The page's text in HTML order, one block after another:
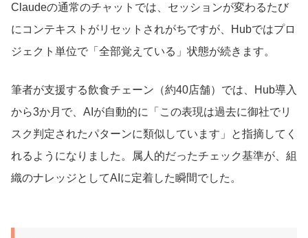
Claudeの通常のチャットでは、セッションが変わるたび
にコンテキストがリセットされがちですが、Hubではプロ
ジェクト単位で「全部覚えている」状態が続きます。
筆者が支援する飲食チェーン（約40店舗）では、Hub導入
から3か月で、AIが自動的に「この表現は過去に御社でリ
スク判定されたパターンに類似しています」と指摘してく
れるようになりました。属人的だったチェック基準が、組
織のナレッジとしてAIに定着した瞬間でした。